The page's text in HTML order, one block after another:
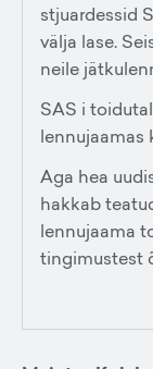
stjuardessid
välja lase.
neile
SAS i
lennujaamas
Aga hea
hakkab
lennujaama
tingimustest